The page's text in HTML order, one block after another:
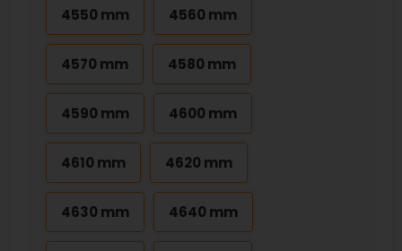
4550 mm 4560 mm
4570 mm 4580 mm
4590 mm 4600 mm
4610 mm 4620 mm
4630 mm 4640 mm